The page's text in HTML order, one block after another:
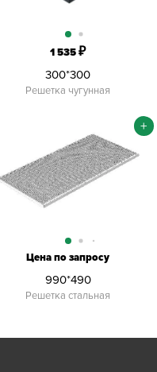
1 535₽
300*300
Решетка чугунная
Цена по запросу
990*490
Решетка стальная
+